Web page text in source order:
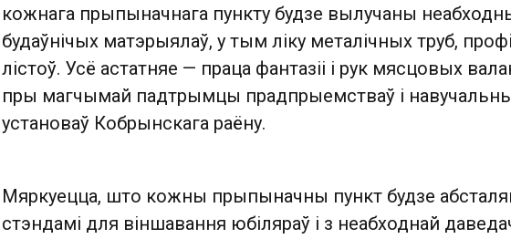
кожнага прыпыначнага пункту будзе вылучаны
будаўнічых матэрыялаў, у тым ліку металічных труб,
лістоў. Усё астатняе — праца фантазіі і рук мясцовых
пры магчымай падтрымцы прадпрыемстваў і
установаў Кобрынскага раёну.
Мяркуецца, што кожны прыпыначны пункт будзе
стэндамі для віншавання юбіляраў і з неабходнай